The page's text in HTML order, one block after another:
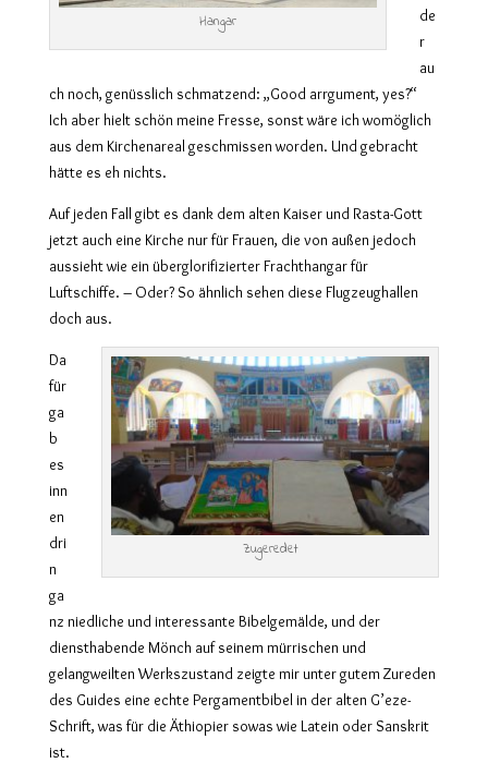
Hangar
de
r
au
ch noch, genüsslich schmatzend: „Good arrgument, yes?“
Ich aber hielt schön meine Fresse, sonst wäre ich womöglich
aus dem Kirchenareal geschmissen worden. Und gebracht
hätte es eh nichts.
Auf jeden Fall gibt es dank dem alten Kaiser und Rasta-Gott
jetzt auch eine Kirche nur für Frauen, die von außen jedoch
aussieht wie ein überglorifizierter Frachthangar für
Luftschiffe. – Oder? So ähnlich sehen diese Flugzeughallen
doch aus.
Zugeredet
Da
für
ga
b
es
inn
en
dri
n
ga
nz niedliche und interessante Bibelgemälde, und der
diensthabende Mönch auf seinem mürrischen und
gelangweilten Werkszustand zeigte mir unter gutem Zureden
des Guides eine echte Pergamentbibel in der alten G’eze-
Schrift, was für die Äthiopier sowas wie Latein oder Sanskrit
ist.